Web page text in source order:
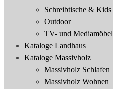
Schreibtische & Kids
Outdoor
TV- und Mediamöbel
Kataloge Landhaus
Kataloge Massivholz
Massivholz Schlafen
Massivholz Wohnen